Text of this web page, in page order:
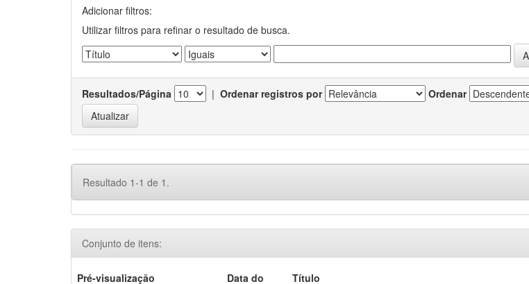
Adicionar filtros:
Utilizar filtros para refinar o resultado de busca.
Resultados/Página | Ordenar registros por Ordenar
Resultado 1-1 de 1.
Conjunto de itens:
Pré-visualização
Data do
Título